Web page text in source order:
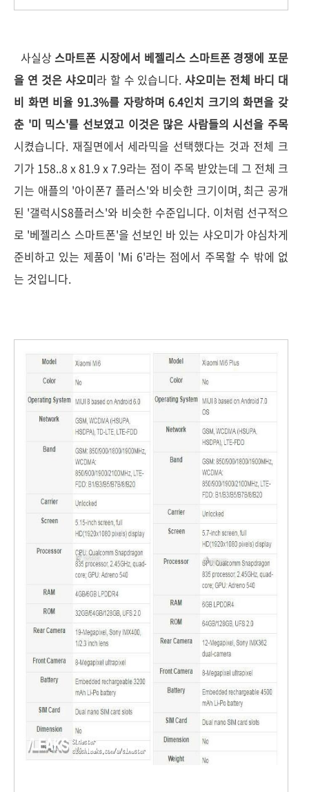
사실상스마트폰 시장에서 베젤리스 스마트폰 경쟁에 포문
을 연 것은 샤오미라 할 수 있습니다.샤오미는 전체 바디 대
비 화면 비율 91.3%를 자랑하며 6.4인치 크기의 화면을 갖
춘 '미 믹스'를 선보였고 이것은 많은 사람들의 시선을 주목
시켰습니다. 재질면에서 세라믹을 선택했다는 것과 전체 크
기가 158..8 x 81.9 x 7.9라는 점이 주목 받았는데 그 전체 크
기는 애플의 '아이폰7 플러스'와 비슷한 크기이며, 최근 공개
된 '갤럭시S8플러스'와 비슷한 수준입니다. 이처럼 선구적으
로 '베젤리스 스마트폰'을 선보인 바 있는 샤오미가 야심차게
준비하고 있는 제품이 'Mi 6'라는 점에서 주목할 수 밖에 없
는 것입니다.